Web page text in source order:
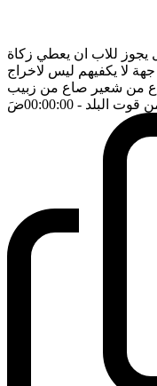
يجوز للاب ان يعطي زكاة
لا يكفيهم ليس لاخراج
من شعير صاع من زبيب
قوت البلد - 00:00:00 ضَ